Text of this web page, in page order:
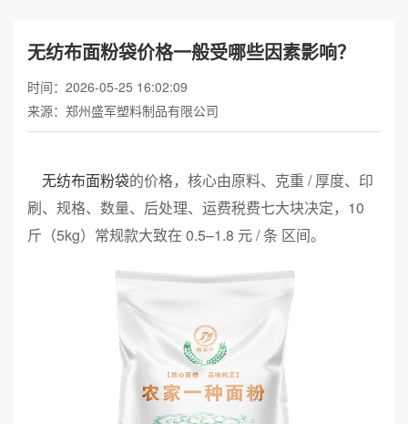
无纺布面粉袋价格一般受哪些因素影响？
时间：2026-05-25 16:02:09
来源：郑州盛军塑料制品有限公司
无纺布面粉袋的价格，核心由原料、克重 / 厚度、印
刷、规格、数量、后处理、运费税费七大块决定，10
斤（5kg）常规款大致在 0.5–1.8 元 / 条 区间。